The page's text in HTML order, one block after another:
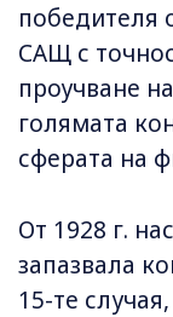
победителя
САЩ с
проучване
голямата
сферата на
От 1928 г.
запазвала
15-те